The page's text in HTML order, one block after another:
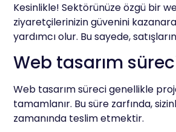
Kesinlikle! Sektörünüze özgü bir
ziyaretçilerinizin güvenini
yardımcı olur. Bu sayede,
Web tasarım
Web tasarım süreci genellikle
tamamlanır. Bu süre zarfında,
zamanında teslim etmektir.